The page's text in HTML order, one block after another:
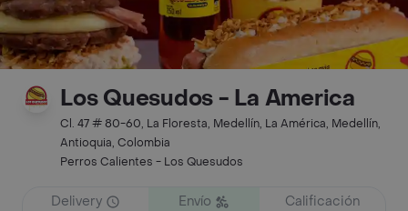
Los Quesudos - La America
Cl. 47 # 80-60, La Floresta, Medellín, La América, Medellín,
Antioquia, Colombia
Perros Calientes - Los Quesudos
Delivery
Envío
Calificación